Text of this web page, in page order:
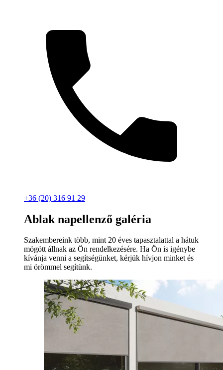
+36 (20) 316 91 29
Ablak napellenző galéria
Szakembereink több, mint 20 éves tapasztalattal a hátuk
mögött állnak az Ön rendelkezésére. Ha Ön is igénybe
kívánja venni a segítségünket, kérjük hívjon minket és
mi örömmel segítünk.